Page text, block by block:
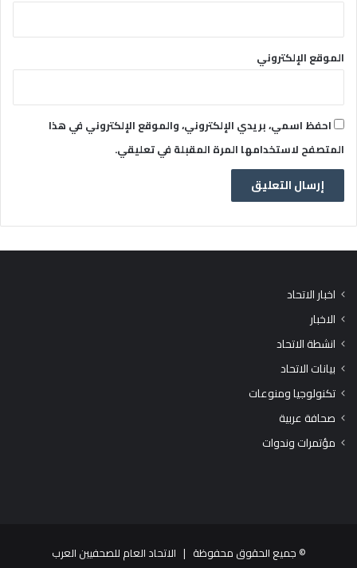
الموقع الإلكتروني
احفظ اسمي، بريدي الإلكتروني، والموقع الإلكتروني في هذا
المتصفح لاستخدامها المرة المقبلة في تعليقي.
اخبار الاتحاد
الاخبار
انشطة الاتحاد
بيانات الاتحاد
تكنولوجيا ومنوعات
صحافة عربية
مؤتمرات وندوات
© جميع الحقوق محفوظة | الاتحاد العام للصحفيين العرب